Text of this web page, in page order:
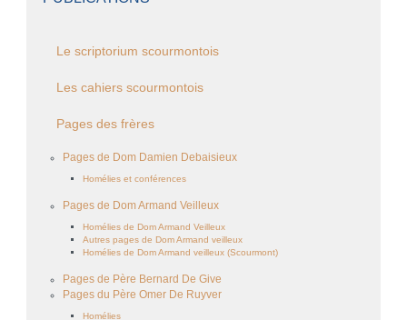
Le scriptorium scourmontois
Les cahiers scourmontois
Pages des frères
Pages de Dom Damien Debaisieux
Homélies et conférences
Pages de Dom Armand Veilleux
Homélies de Dom Armand Veilleux
Autres pages de Dom Armand veilleux
Homélies de Dom Armand veilleux (Scourmont)
Pages de Père Bernard De Give
Pages du Père Omer De Ruyver
Homélies